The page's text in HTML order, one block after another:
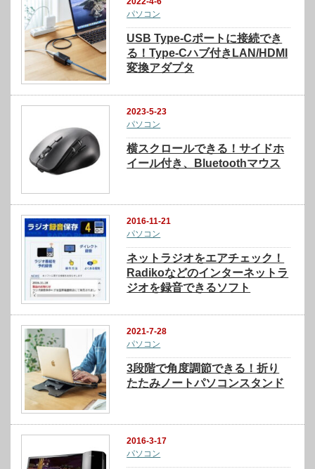
パソコン
USB Type-Cポートに接続でき
る！Type-Cハブ付きLAN/HDMI
変換アダプタ
2023-5-23
パソコン
横スクロールできる！サイドホ
イール付き、Bluetoothマウス
2016-11-21
パソコン
ネットラジオをエアチェック！
Radikoなどのインターネットラ
ジオを録音できるソフト
2021-7-28
パソコン
3段階で角度調節できる！折り
たたみノートパソコンスタンド
2016-3-17
パソコン